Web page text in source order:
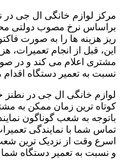
مرکز لوازم خانگی ال جی در
براساس نرخ مصوب دولتی
ریز هزینه ها را به صورت
این، قبل از انجام تعمیرات،
مشتری اعلام می کند و در
نسبت به تعمیر دستگاه
لوازم خانگی ال جی در نطنز
کوتاه ترین زمان ممکن به
باتوجه به شعب گوناگون
تماس شما با نمایندگی
اسرع وقت از نزدیک ترین
و نسبت به تعمیر دستگاه شما